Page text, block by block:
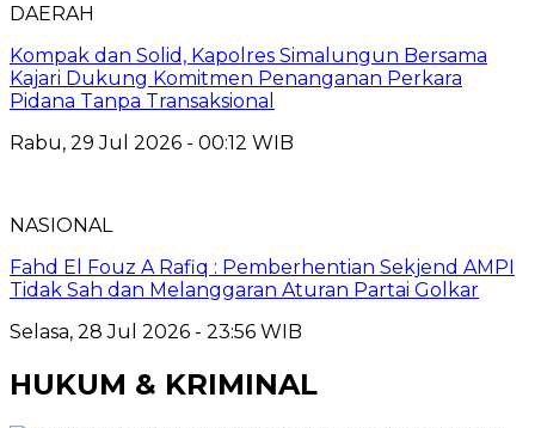
DAERAH
Kompak dan Solid, Kapolres Simalungun Bersama
Kajari Dukung Komitmen Penanganan Perkara
Pidana Tanpa Transaksional
Rabu, 29 Jul 2026 - 00:12 WIB
NASIONAL
Fahd El Fouz A Rafiq : Pemberhentian Sekjend AMPI
Tidak Sah dan Melanggaran Aturan Partai Golkar
Selasa, 28 Jul 2026 - 23:56 WIB
HUKUM & KRIMINAL